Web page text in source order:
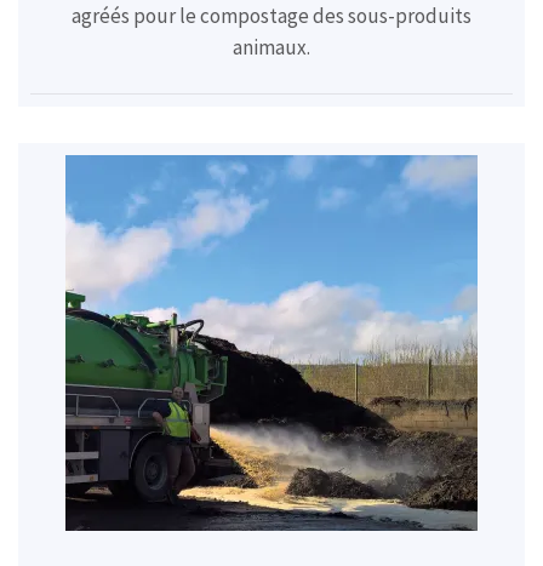
agréés pour le compostage des sous-produits
animaux.